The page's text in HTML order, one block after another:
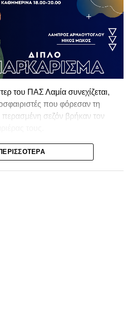
του ΠΑΣ Λαμία συνεχίζεται,
που φόρεσαν τη
σεζόν βρήκαν τον
Τρούμπουλο και τον Χρυσόστομο
μαζί την ποδοσφαιρική